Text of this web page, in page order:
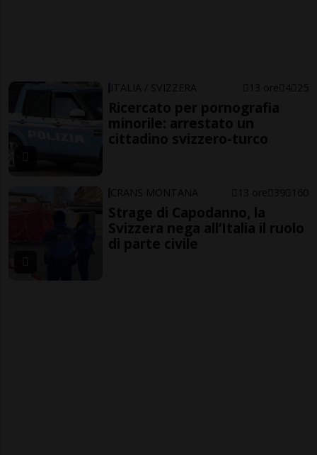
ITALIA / SVIZZERA 13 ore 4 25
Ricercato per pornografia
minorile: arrestato un
cittadino svizzero-turco
CRANS MONTANA 13 ore 39 160
Strage di Capodanno, la
Svizzera nega all’Italia il ruolo
di parte civile